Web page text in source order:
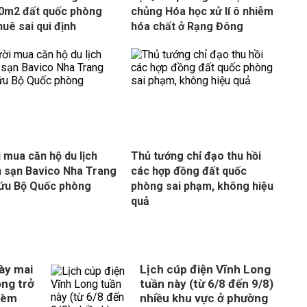
đất quốc phòng
sai qui định
chủng Hóa học xử lí ô nhiễm
hóa chất ở Rạng Đông
mua căn hộ du lịch
sạn Bavico Nha Trang
Bộ Quốc phòng
Thủ tướng chỉ đạo thu hồi
các hợp đồng đất quốc
phòng sai phạm, không hiệu
quả
mai
trở
Lịch cúp điện Vĩnh Long
tuần này (từ 6/8 đến 9/8)
nhiều khu vực ở phường